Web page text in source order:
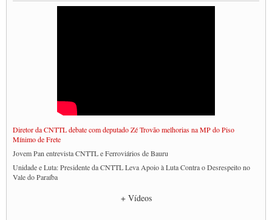
Diretor da CNTTL debate com deputado Zé Trovão melhorias na MP do Piso
Mínimo de Frete
Jovem Pan entrevista CNTTL e Ferroviários de Bauru
Unidade e Luta: Presidente da CNTTL Leva Apoio à Luta Contra o Desrespeito no
Vale do Paraíba
CNTTL e entidades dos caminhoneiros conversam com governo Lula sobre pautas
+ Vídeos